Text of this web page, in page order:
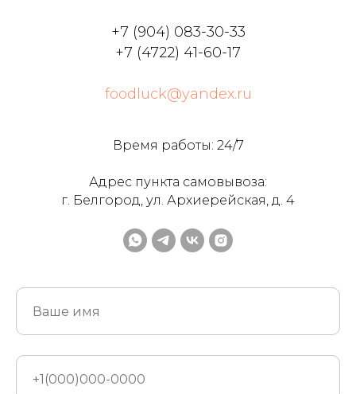
+7 (904) 083-30-33
+7 (4722) 41-60-17
foodluck@yandex.ru
Время работы: 24/7
Адрес пункта самовывоза:
г. Белгород, ул. Архиерейская, д. 4